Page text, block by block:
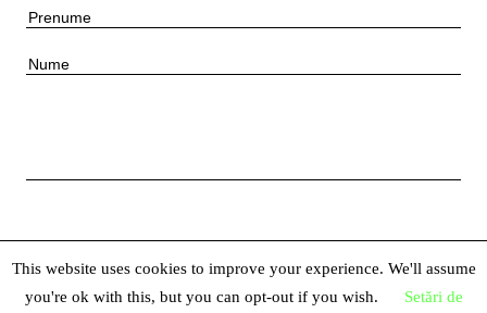
a
i
P
e
e
N
© 2026 Centrul Național al Dansului București
This website uses cookies to improve your experience. We'll assume
you're ok with this, but you can opt-out if you wish.
Setări de